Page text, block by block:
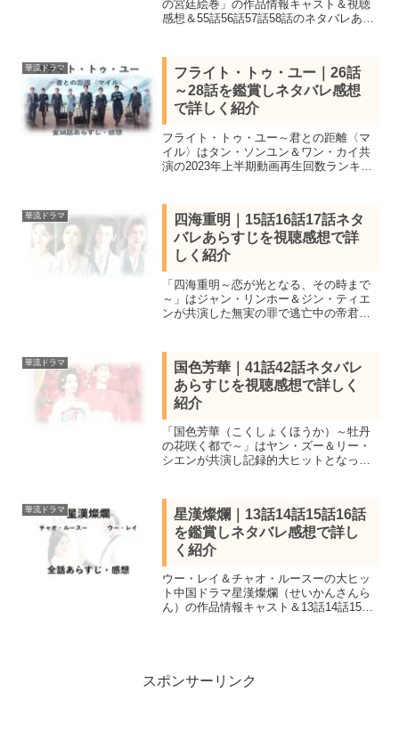
の宮廷絵巻」の作品情報キャスト＆視聴
感想＆55話56話57話58話のネタバレあら
描いたリウ・タオ＆ヴィック・チョウ共
演の中国歴史ドラマ。
華流ドラマ
フライト・トゥ・ユー｜26話
～28話を鑑賞しネタバレ感想
で詳しく紹介
フライト・トゥ・ユー～君との距離〈マ
イル〉はタン・ソンユン＆ワン・カイ共
演の2023年上半期動画再生回数ランキン
レあらすじを感想を交え詳しく紹介
華流ドラマ
四海重明｜15話16話17話ネタ
バレあらすじを視聴感想で詳
しく紹介
「四海重明～恋が光となる、その時まで
～」はジャン・リンホー＆ジン・ティエ
ンが共演した無実の罪で逃亡中の帝君と
ャスト、15話16話17話のネタバレ感想を
詳しく紹介します。
華流ドラマ
国色芳華｜41話42話ネタバレ
あらすじを視聴感想で詳しく
紹介
「国色芳華（こくしょくほうか）～牡丹
の花咲く都で～」はヤン・ズー＆リー・
シエンが共演し記録的大ヒットとなった
介。牡丹栽培を職にする主人公が男尊女
卑の社会に立ち向かう
華流ドラマ
星漢燦爛｜13話14話15話16話
を鑑賞しネタバレ感想で詳し
く紹介
ウー・レイ＆チャオ・ルースーの大ヒッ
ト中国ドラマ星漢燦爛（せいかんさんら
ん）の作品情報キャスト＆13話14話15話
スポンサーリンク